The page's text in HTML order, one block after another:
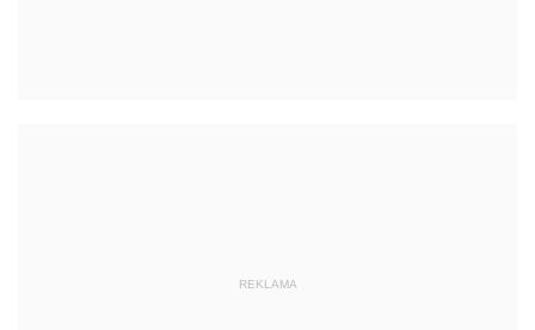
REKLAMA